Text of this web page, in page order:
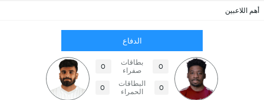
أهم اللاعبين
الدفاع
0
بطاقات
صفراء
0
0
البطاقات
الحمراء
0